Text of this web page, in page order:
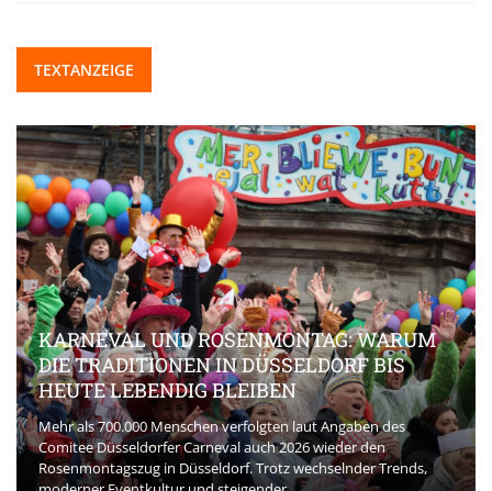
TEXTANZEIGE
KARNEVAL UND ROSENMONTAG: WARUM
DIE TRADITIONEN IN DÜSSELDORF BIS
HEUTE LEBENDIG BLEIBEN
Mehr als 700.000 Menschen verfolgten laut Angaben des
Comitee Düsseldorfer Carneval auch 2026 wieder den
Rosenmontagszug in Düsseldorf. Trotz wechselnder Trends,